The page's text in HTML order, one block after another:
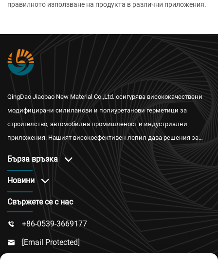
правилното използване на продукта в различни приложения.
QingDao Jiaobao New Material Co.,Ltd. осигурява висококачествени
модифицирани силиланови и полиуретанови герметици за
строителство, автомобилна промишленост и индустриални
приложения. Нашият високоефективен лепил дава решения за
международни сертификати и надеждно следпродажбено
обслужване.
Бърза връзка
Новини
Свържете се с нас
 +86-0539-3669177

[email Protected]